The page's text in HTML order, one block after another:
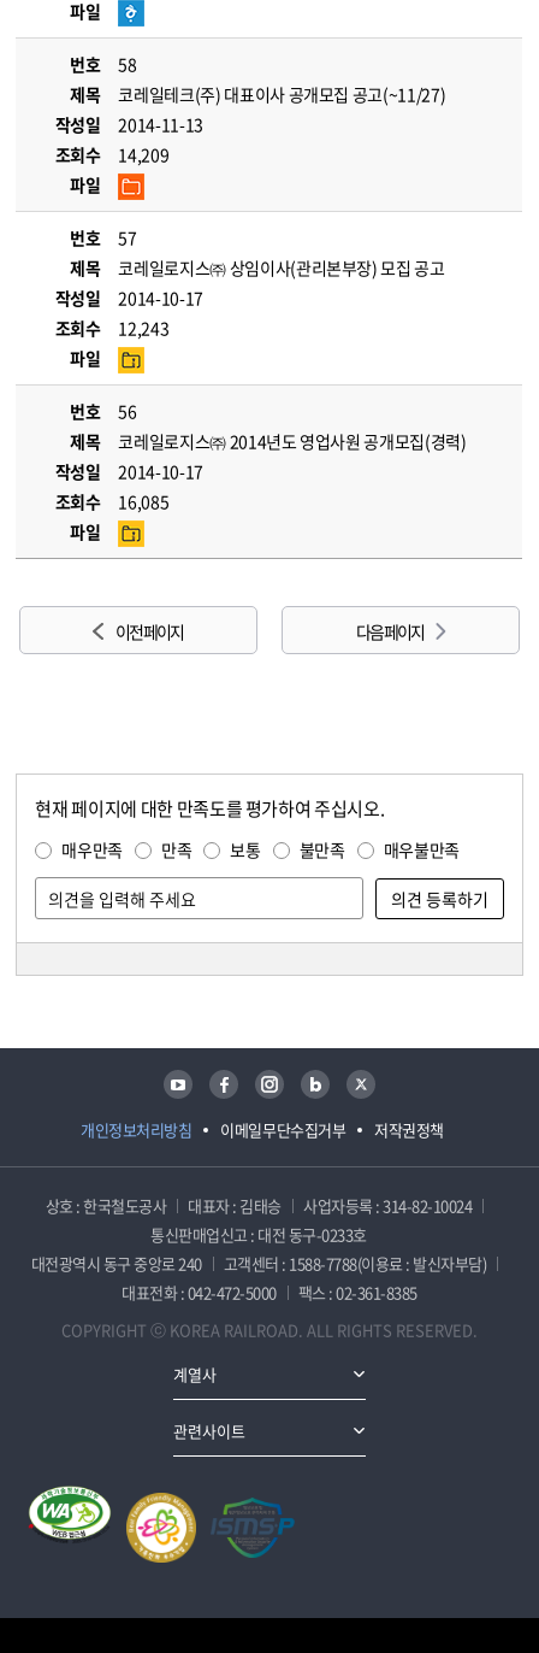
파일
번호
58
제목
코레일테크(주) 대표이사 공개모집 공고(~11/27)
작성일
2014-11-13
조회수
14,209
파일
번호
57
제목
코레일로지스㈜ 상임이사(관리본부장) 모집 공고
작성일
2014-10-17
조회수
12,243
파일
번호
56
제목
코레일로지스㈜ 2014년도 영업사원 공개모집(경력)
작성일
2014-10-17
조회수
16,085
파일
이전 페이지 다음 페이지
현재 페이지에 대한 만족도를 평가하여 주십시오.
매우만족 만족 보통 불만족 매우불만족
개인정보처리방침 이메일무단수집거부 저작권정책
유튜브 페이스북 인스타그램 블로그 트위터
상호 : 한국철도공사 대표자 : 김태승
사업자등록 : 314-82-10024
통신판매업신고 : 대전 동구-0233호
대전광역시 동구 중앙로 240
고객센터 : 1588-7788(이용료 : 발신자부담)
대표전화 : 042-472-5000
팩스 : 02-361-8385
COPYRIGHT ⓒ KOREA RAILROAD. ALL RIGHTS RESERVED.
계열사
관련사이트